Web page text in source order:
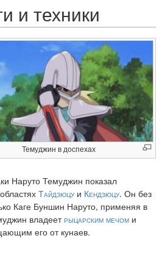
и техники
Темуджин в доспехах
Наруто Темуджин показал
Тайдзюцуи Кендзюцу. Он без
Каге Буншин Наруто, применяя в
владеетрыцарским мечом и
его от кунаев.